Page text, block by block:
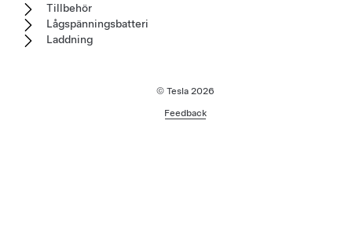
Tillbehör
Lågspänningsbatteri
Laddning
© Tesla 2026
Feedback